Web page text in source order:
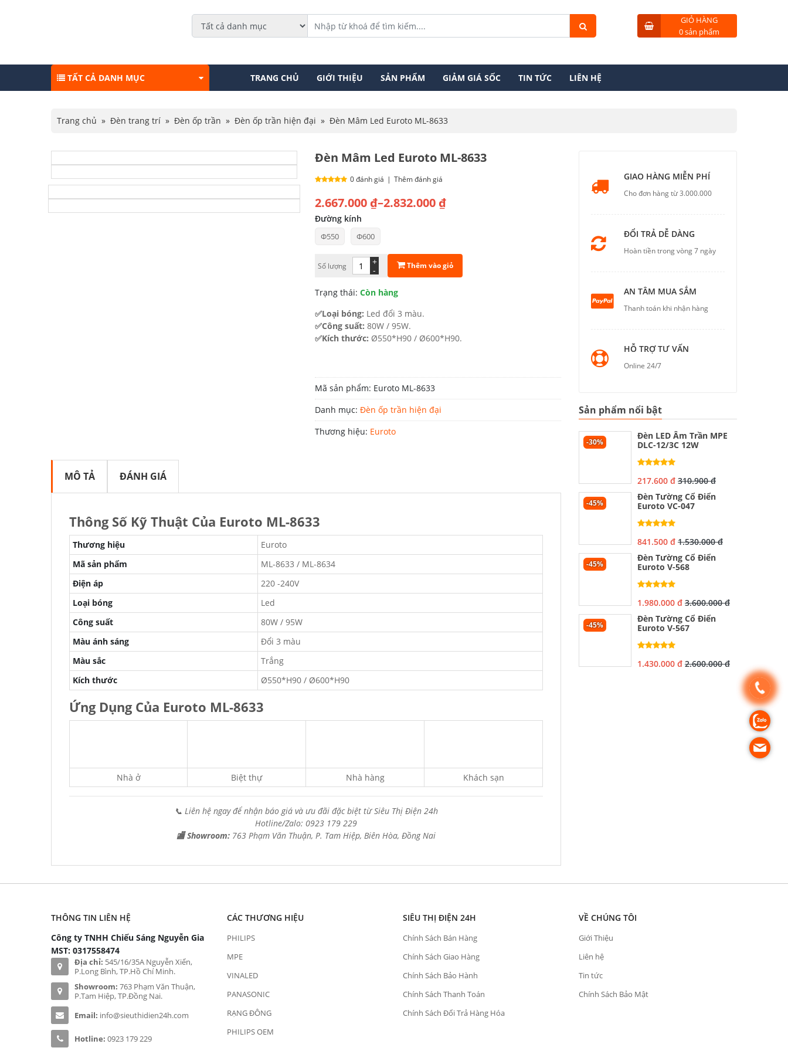
GIỎ HÀNG
0 sản phẩm
TẤT CẢ DANH MỤC TRANG CHỦ GIỚI THIỆU SẢN PHẨM GIẢM GIÁ SỐC TIN TỨC LIÊN HỆ
Trang chủ » Đèn trang trí » Đèn ốp trần » Đèn ốp trần hiện đại » Đèn Mâm Led Euroto ML-8633
Đèn Mâm Led Euroto ML-8633
0 đánh giá | Thêm đánh giá
2.667.000 ₫–2.832.000 ₫
Khoảng
giá:
từ
2.667.000 ₫
2.832.000 ₫
Đường kính
Φ550 Φ600
Số lượng -
+ Thêm vào giỏ
Trạng thái: Còn hàng
✅Loại bóng: Led đổi 3 màu.
✅Công suất: 80W / 95W.
✅Kích thước: Ø550*H90 / Ø600*H90.
Mã sản phẩm: Euroto ML-8633
Danh mục: Đèn ốp trần hiện đại
Thương hiệu: Euroto
MÔ TẢ ĐÁNH GIÁ
Thông Số Kỹ Thuật Của Euroto ML-8633
Thương hiệu
Euroto
Mã sản phẩm
ML-8633 / ML-8634
Điện áp
220 -240V
Loại bóng
Led
Công suất
80W / 95W
Màu ánh sáng
Đổi 3 màu
Màu sắc
Trắng
Kích thước
Ø550*H90 / Ø600*H90
Ứng Dụng Của Euroto ML-8633
Nhà ở Biệt thự Nhà hàng Khách sạn
📞 Liên hệ ngay để nhận báo giá và ưu đãi đặc biệt từ Siêu Thị Điện 24h
Hotline/Zalo: 0923 179 229
🏬 Showroom: 763 Phạm Văn Thuận, P. Tam Hiệp, Biên Hòa, Đồng Nai
GIAO HÀNG MIỄN PHÍ
Cho đơn hàng từ 3.000.000
ĐỔI TRẢ DỄ DÀNG
Hoàn tiền trong vòng 7 ngày
AN TÂM MUA SẮM
Thanh toán khi nhận hàng
HỖ TRỢ TƯ VẤN
Online 24/7
Sản phẩm nổi bật
-30%
Đèn LED Âm Trần MPE
DLC-12/3C 12W
217.600 đ 310.900 đ
-45%
Đèn Tường Cổ Điển
Euroto VC-047
841.500 đ 1.530.000 đ
-45%
Đèn Tường Cổ Điển
Euroto V-568
1.980.000 đ 3.600.000 đ
-45%
Đèn Tường Cổ Điển
Euroto V-567
1.430.000 đ 2.600.000 đ
THÔNG TIN LIÊN HỆ
Công ty TNHH Chiếu Sáng Nguyễn Gia
MST: 0317558474
Địa chỉ: 545/16/35A Nguyễn Xiển,
P.Long Bình, TP.Hồ Chí Minh.
Showroom: 763 Phạm Văn Thuận,
P.Tam Hiệp, TP.Đồng Nai.
Email: info@sieuthidien24h.com
Hotline: 0923 179 229
CÁC THƯƠNG HIỆU
PHILIPS
MPE
VINALED
PANASONIC
RẠNG ĐÔNG
PHILIPS OEM
SIÊU THỊ ĐIỆN 24H
Chính Sách Bán Hàng
Chính Sách Giao Hàng
Chính Sách Bảo Hành
Chính Sách Thanh Toán
Chính Sách Đổi Trả Hàng Hóa
VỀ CHÚNG TÔI
Giới Thiệu
Liên hệ
Tin tức
Chính Sách Bảo Mật